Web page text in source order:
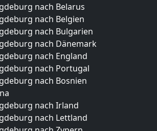
nach Belarus
nach Belgien
nach Bulgarien
nach Dänemark
nach England
nach Portugal
nach Bosnien
nach Irland
nach Lettland